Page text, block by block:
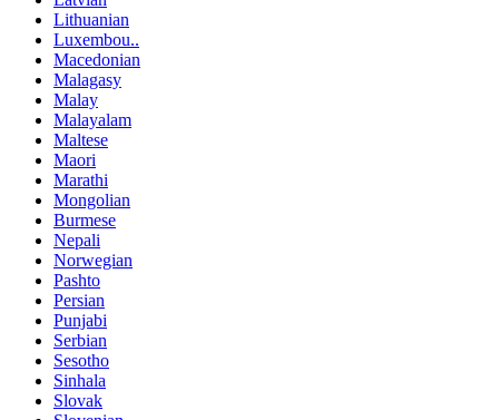
Lithuanian
Luxembou..
Macedonian
Malagasy
Malay
Malayalam
Maltese
Maori
Marathi
Mongolian
Burmese
Nepali
Norwegian
Pashto
Persian
Punjabi
Serbian
Sesotho
Sinhala
Slovak